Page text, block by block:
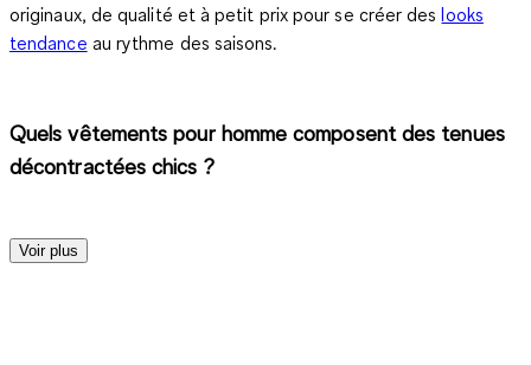
originaux, de qualité et à petit prix pour se créer deslooks
tendance au rythme des saisons.
Quels vêtements pour homme composent des tenues
décontractées chics ?
Voir plus